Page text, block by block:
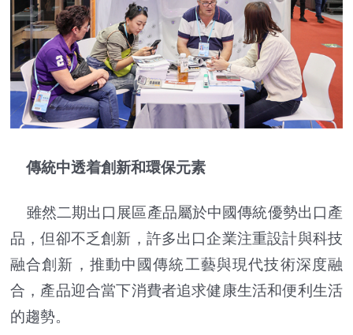
傳統中透着創新和環保元素
雖然二期出口展區產品屬於中國傳統優勢出口產
品，但卻不乏創新，許多出口企業注重設計與科技
融合創新，推動中國傳統工藝與現代技術深度融
合，產品迎合當下消費者追求健康生活和便利生活
的趨勢。